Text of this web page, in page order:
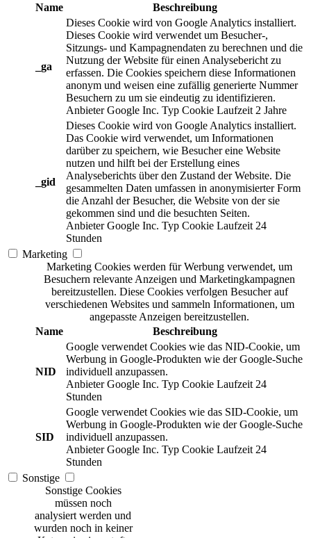
Name
Beschreibung
_ga
Dieses Cookie wird von Google Analytics installiert.
Dieses Cookie wird verwendet um Besucher-,
Sitzungs- und Kampagnendaten zu berechnen und die
Nutzung der Website für einen Analysebericht zu
erfassen. Die Cookies speichern diese Informationen
anonym und weisen eine zufällig generierte Nummer
Besuchern zu um sie eindeutig zu identifizieren.
Anbieter Google Inc. Typ Cookie Laufzeit 2 Jahre
_gid
Dieses Cookie wird von Google Analytics installiert.
Das Cookie wird verwendet, um Informationen
darüber zu speichern, wie Besucher eine Website
nutzen und hilft bei der Erstellung eines
Analyseberichts über den Zustand der Website. Die
gesammelten Daten umfassen in anonymisierter Form
die Anzahl der Besucher, die Website von der sie
gekommen sind und die besuchten Seiten.
Anbieter Google Inc. Typ Cookie Laufzeit 24
Stunden
Marketing
Marketing Cookies werden für Werbung verwendet, um
Besuchern relevante Anzeigen und Marketingkampagnen
bereitzustellen. Diese Cookies verfolgen Besucher auf
verschiedenen Websites und sammeln Informationen, um
angepasste Anzeigen bereitzustellen.
Name
Beschreibung
NID
Google verwendet Cookies wie das NID-Cookie, um
Werbung in Google-Produkten wie der Google-Suche
individuell anzupassen.
Anbieter Google Inc. Typ Cookie Laufzeit 24
Stunden
SID
Google verwendet Cookies wie das SID-Cookie, um
Werbung in Google-Produkten wie der Google-Suche
individuell anzupassen.
Anbieter Google Inc. Typ Cookie Laufzeit 24
Stunden
Sonstige
Sonstige Cookies
müssen noch
analysiert werden und
wurden noch in keiner